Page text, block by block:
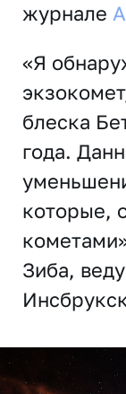
журнале
«Я
блеска
года.
которые,
Зиба,